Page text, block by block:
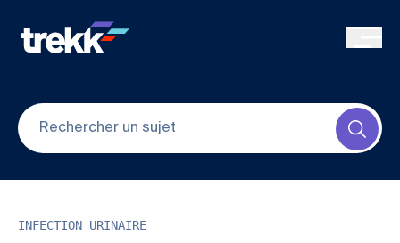
INFECTION URINAIRE